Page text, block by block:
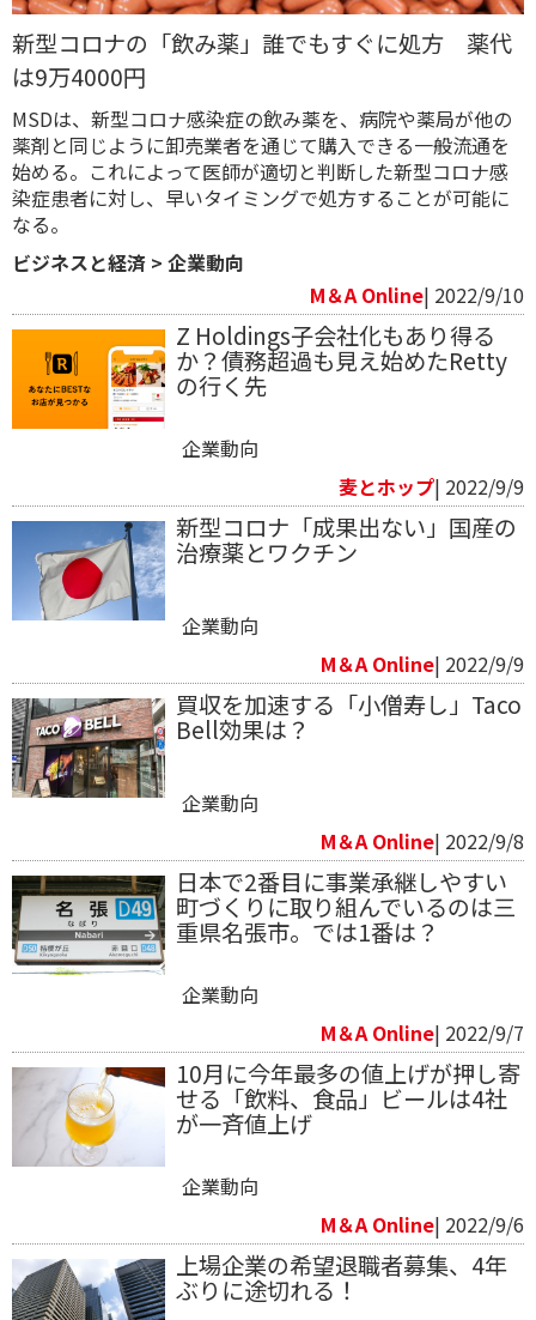
新型コロナの「飲み薬」誰でもすぐに処方 薬代
は9万4000円
MSDは、新型コロナ感染症の飲み薬を、病院や薬局が他の
薬剤と同じように卸売業者を通じて購入できる一般流通を
始める。これによって医師が適切と判断した新型コロナ感
染症患者に対し、早いタイミングで処方することが可能に
なる。
ビジネスと経済 > 企業動向
M＆A Online| 2022/9/10
Z Holdings子会社化もあり得る
か？債務超過も見え始めたRetty
の行く先
企業動向
麦とホップ| 2022/9/9
新型コロナ「成果出ない」国産の
治療薬とワクチン
企業動向
M＆A Online| 2022/9/9
買収を加速する「小僧寿し」Taco
Bell効果は？
企業動向
M＆A Online| 2022/9/8
日本で2番目に事業承継しやすい
町づくりに取り組んでいるのは三
重県名張市。では1番は？
企業動向
M＆A Online| 2022/9/7
10月に今年最多の値上げが押し寄
せる「飲料、 食品」ビールは4社
が一斉値上げ
企業動向
M＆A Online| 2022/9/6
上場企業の希望退職者募集、4年
ぶりに途切れる！